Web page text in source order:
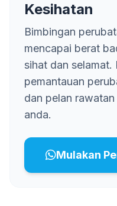
Kesihatan
Bimbingan
mencapai berat
sihat dan selamat.
pemantauan
dan pelan
anda.
Mulakan